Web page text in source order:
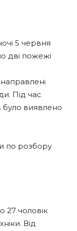
5 червня
дві пожежі
Під час
було виявлено
по розбору
27 чоловік
Від